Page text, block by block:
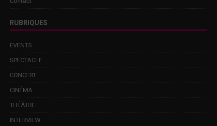
RUBRIQUES
EVENTS
SPECTACLE
CONCERT
CINÉMA
THÉÂTRE
INTERVIEW